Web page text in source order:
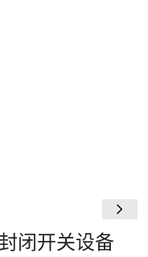
闭开关设备